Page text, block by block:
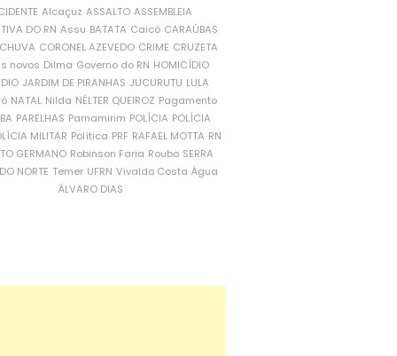
Alcaçuz ASSALTO ASSEMBLEIA
DO RN Assu BATATA Caicó CARAÚBAS
CORONEL AZEVEDO CRIME CRUZETA
novos Dilma Governo do RN HOMICÍDIO
JARDIM DE PIRANHAS JUCURUTU LULA
NATAL Nilda NÉLTER QUEIROZ Pagamento
PARELHAS Parnamirim POLÍCIA POLÍCIA
MILITAR Política PRF RAFAEL MOTTA RN
GERMANO Robinson Faria Roubo SERRA
NORTE Temer UFRN Vivaldo Costa Água
ÁLVARO DIAS